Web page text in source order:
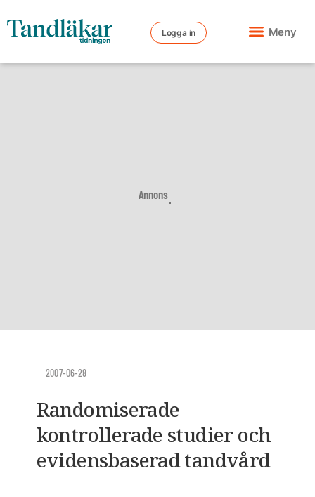
Logga in Meny
Annons
2007-06-28
Randomiserade
kontrollerade studier och
evidensbaserad tandvård